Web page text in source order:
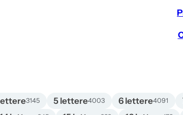
3145 5 lettere4003 6 lettere4091